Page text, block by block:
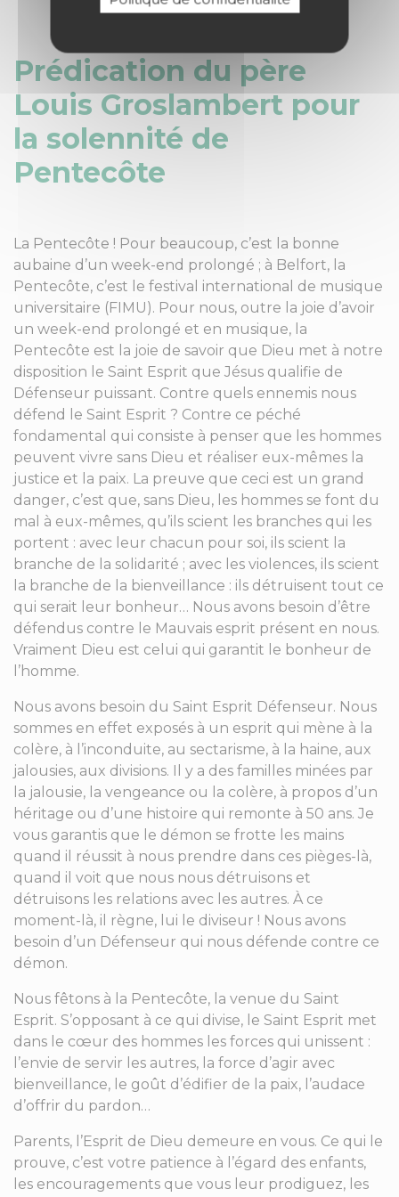
Prédication du père
Louis Groslambert pour
la solennité de
Pentecôte
La Pentecôte ! Pour beaucoup, c’est la bonne
aubaine d’un week-end prolongé ; à Belfort, la
Pentecôte, c’est le festival international de musique
universitaire (FIMU). Pour nous, outre la joie d’avoir
un week-end prolongé et en musique, la
Pentecôte est la joie de savoir que Dieu met à notre
disposition le Saint Esprit que Jésus qualifie de
Défenseur puissant. Contre quels ennemis nous
défend le Saint Esprit ? Contre ce péché
fondamental qui consiste à penser que les hommes
peuvent vivre sans Dieu et réaliser eux-mêmes la
justice et la paix. La preuve que ceci est un grand
danger, c’est que, sans Dieu, les hommes se font du
mal à eux-mêmes, qu’ils scient les branches qui les
portent : avec leur chacun pour soi, ils scient la
branche de la solidarité ; avec les violences, ils scient
la branche de la bienveillance : ils détruisent tout ce
qui serait leur bonheur… Nous avons besoin d’être
défendus contre le Mauvais esprit présent en nous.
Vraiment Dieu est celui qui garantit le bonheur de
l’homme.
Nous avons besoin du Saint Esprit Défenseur. Nous
sommes en effet exposés à un esprit qui mène à la
colère, à l’inconduite, au sectarisme, à la haine, aux
jalousies, aux divisions. Il y a des familles minées par
la jalousie, la vengeance ou la colère, à propos d’un
héritage ou d’une histoire qui remonte à 50 ans. Je
vous garantis que le démon se frotte les mains
quand il réussit à nous prendre dans ces pièges-là,
quand il voit que nous nous détruisons et
détruisons les relations avec les autres. À ce
moment-là, il règne, lui le diviseur ! Nous avons
besoin d’un Défenseur qui nous défende contre ce
démon.
Nous fêtons à la Pentecôte, la venue du Saint
Esprit. S’opposant à ce qui divise, le Saint Esprit met
dans le cœur des hommes les forces qui unissent :
l’envie de servir les autres, la force d’agir avec
bienveillance, le goût d’édifier de la paix, l’audace
d’offrir du pardon…
Parents, l’Esprit de Dieu demeure en vous. Ce qui le
prouve, c’est votre patience à l’égard des enfants,
les encouragements que vous leur prodiguez, les